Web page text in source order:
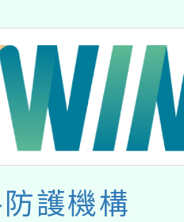
護機構